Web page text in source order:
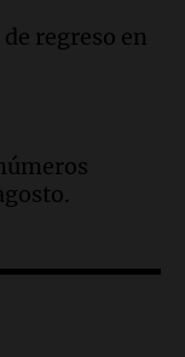
Vega, tras
casa
el mito
regreso en